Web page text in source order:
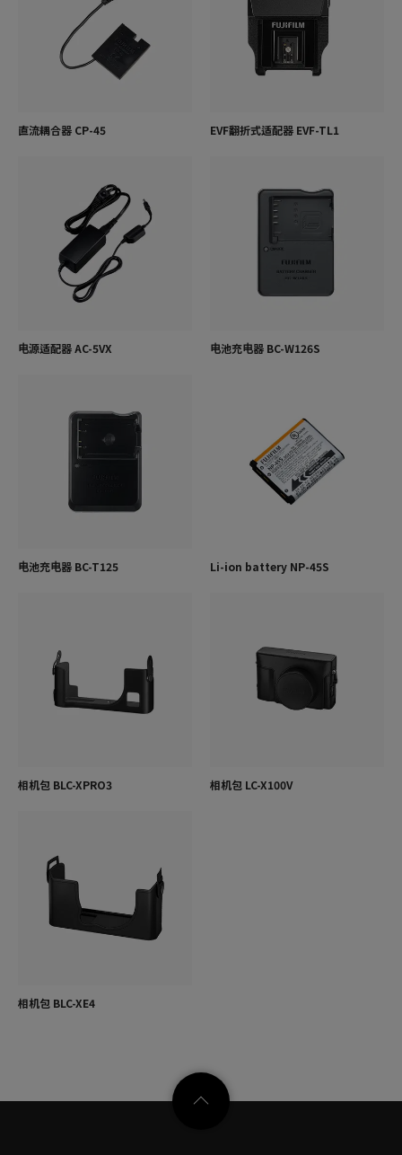
直流耦合器 CP-45 EVF翻折式适配器 EVF-TL1
电源适配器 AC-5VX 电池充电器 BC-W126S
电池充电器 BC-T125 Li-ion battery NP-45S
相机包 BLC-XPRO3 相机包 LC-X100V
相机包 BLC-XE4